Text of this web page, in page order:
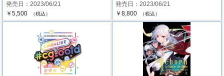
発売日：2023/06/21
￥5,500
（税込）
発売日：2023/06/21
￥8,800
（税込）